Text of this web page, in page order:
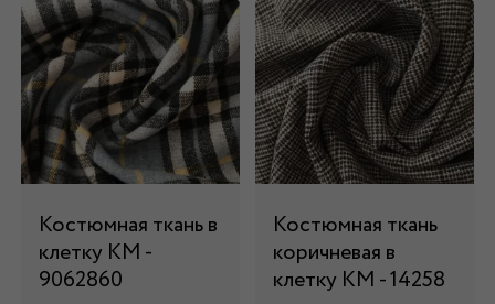
Костюмная ткань в
клетку КМ -
9062860
Костюмная ткань
коричневая в
клетку КМ - 14258